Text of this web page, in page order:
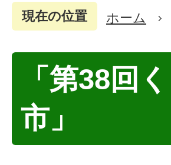
現在の位置 ホーム
「第38回
市」